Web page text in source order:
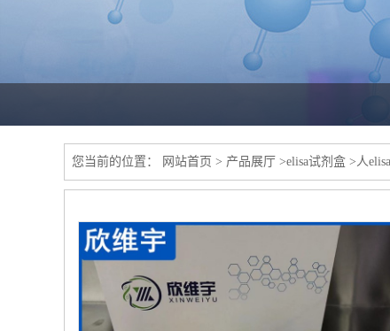
您当前的位置： 网站首页 > 产品展厅 >elisa试剂盒 >人